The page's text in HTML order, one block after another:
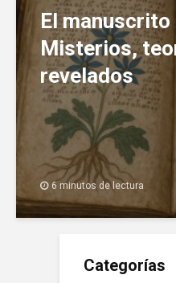
El manuscrito
Misterios,
revelados
6 minutos de lectura
Categorías